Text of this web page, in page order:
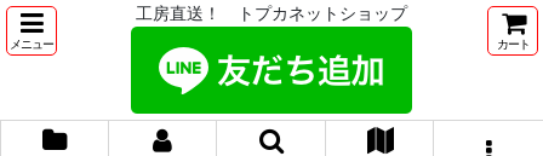
メニュー
工房直送！ トプカネットショップ
カート